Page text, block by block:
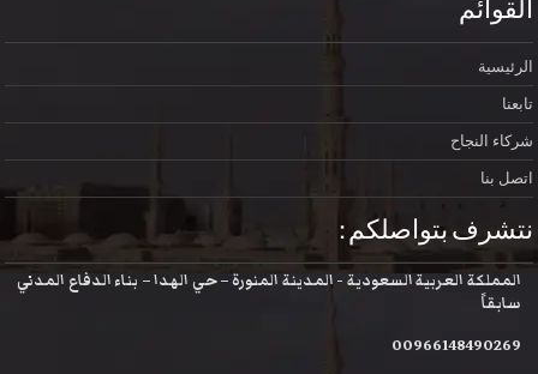
القوائم
الرئيسية
تابعنا
شركاء النجاح
اتصل بنا
نتشرف بتواصلكم :
المملكة العربية السعودية - المدينة المنورة – حي الهدا – بناء الدفاع المدني
سابقاً
00966148490269